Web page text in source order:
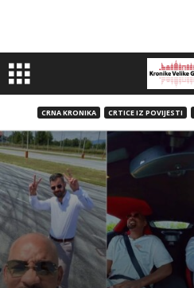
CRNA KRONIKA CRTICE IZ POVIJESTI